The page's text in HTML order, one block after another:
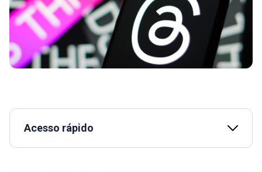
Acesso rápido